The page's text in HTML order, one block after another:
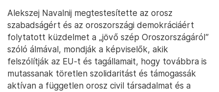
Alekszej Navalnij megtestesítette az orosz
szabadságért és az oroszországi demokráciáért
folytatott küzdelmet a „jövő szép Oroszországáról”
szóló álmával, mondják a képviselők, akik
felszólítják az EU-t és tagállamait, hogy továbbra is
mutassanak töretlen szolidaritást és támogassák
aktívan a független orosz civil társadalmat és a